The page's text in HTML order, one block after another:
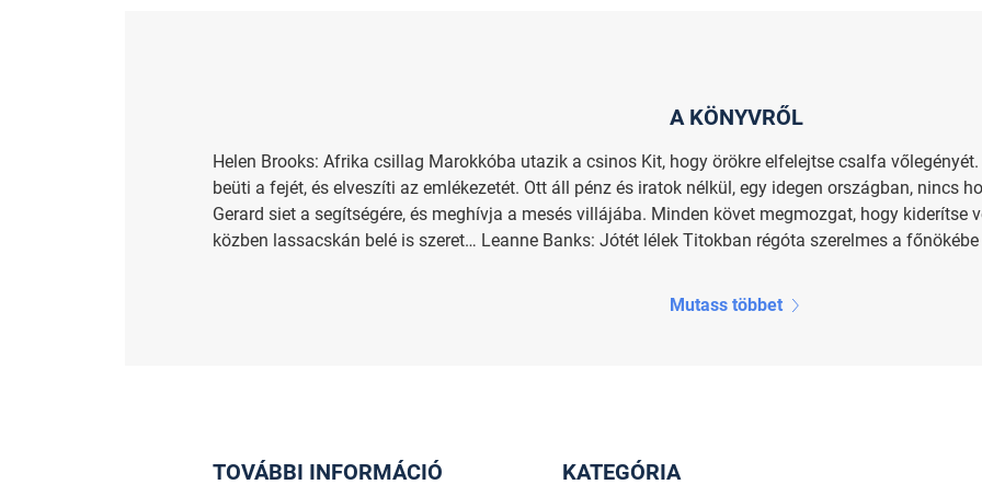
A KÖNYVRŐL
Helen Brooks: Afrika csillag Marokkóba utazik a csinos Kit, hogy örökre elfelejtse csalfa
beüti a fejét, és elveszíti az emlékezetét. Ott áll pénz és iratok nélkül, egy idegen országban, nincs
Gerard siet a segítségére, és meghívja a mesés villájába. Minden követ megmozgat, hogy kiderítse
közben lassacskán belé is szeret… Leanne Banks: Jótét lélek Titokban régóta szerelmes a főnökébe
Mutass többet
TOVÁBBI INFORMÁCIÓ KATEGÓRIA